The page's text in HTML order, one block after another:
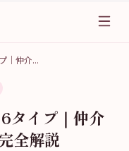
｜仲介...
タイプ｜仲介
全解説